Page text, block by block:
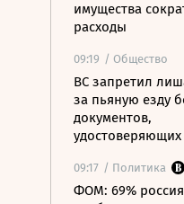
имущества
расходы
09:19 / Общество
ВС запретил
за пьяную езду
документов,
удостоверяющих
09:17 / Политика
ФОМ: 69%